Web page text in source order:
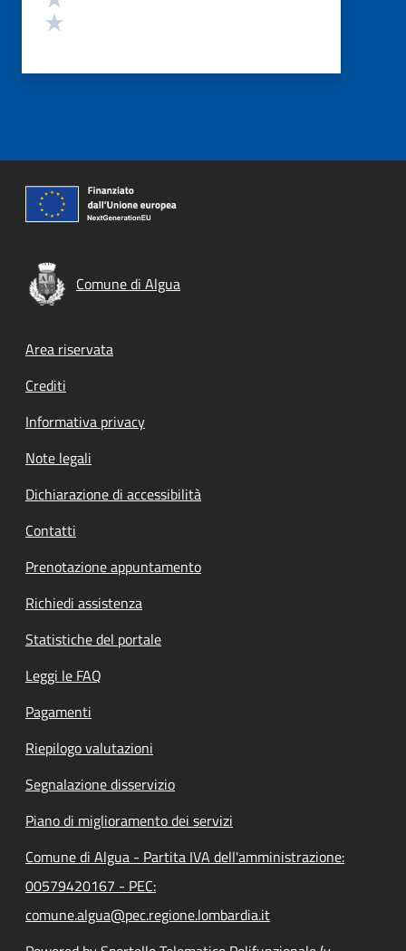
Comune di Algua
Footer menu
Area riservata
Crediti
Informativa privacy
Note legali
Dichiarazione di accessibilità
Contatti
Prenotazione appuntamento
Richiedi assistenza
Statistiche del portale
Leggi le FAQ
Pagamenti
Riepilogo valutazioni
Segnalazione disservizio
Piano di miglioramento dei servizi
Comune di Algua - Partita IVA dell'amministrazione:
00579420167 - PEC:
comune.algua@pec.regione.lombardia.it